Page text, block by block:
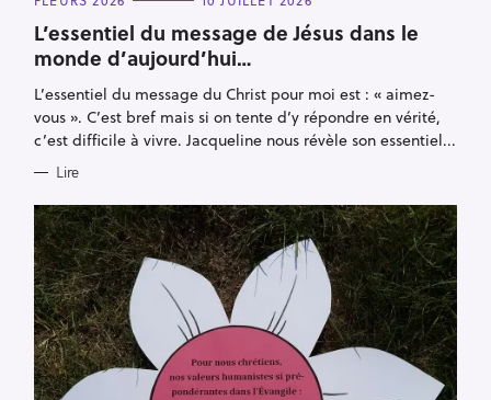
T
E
G
O
R
I
E
S
L’essentiel du message de Jésus dans le
monde d’aujourd’hui…
L’essentiel du message du Christ pour moi est : « aimez-
vous ». C’est bref mais si on tente d’y répondre en vérité,
c’est difficile à vivre. Jacqueline nous révèle son essentiel...
Lire